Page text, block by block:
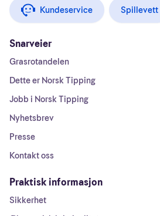
Kundeservice Spillevett
Snarveier
Grasrotandelen
Dette er Norsk Tipping
Jobb i Norsk Tipping
Nyhetsbrev
Presse
Kontakt oss
Praktisk informasjon
Sikkerhet